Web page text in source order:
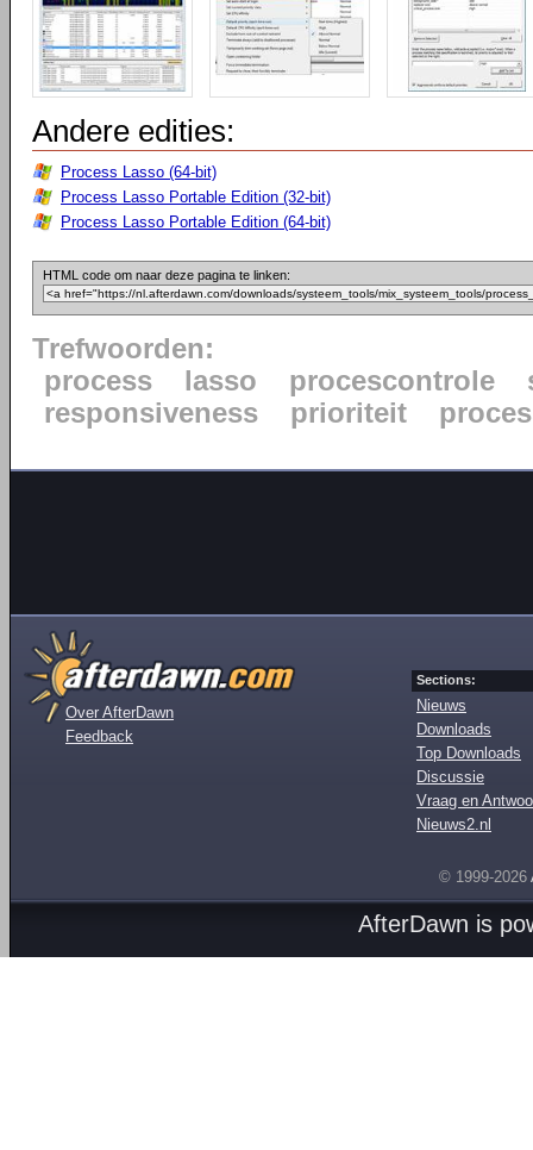
Andere edities:
Process Lasso (64-bit)
Process Lasso Portable Edition (32-bit)
Process Lasso Portable Edition (64-bit)
HTML code om naar deze pagina te linken:
Trefwoorden:
process
lasso procescontrole
responsiveness
prioriteit
Over AfterDawn
Feedback
Sections:
Nieuws
Downloads
Top Downloads
Discussie
Vraag en
Nieuws2.nl
© 1999-2026
AfterDawn is